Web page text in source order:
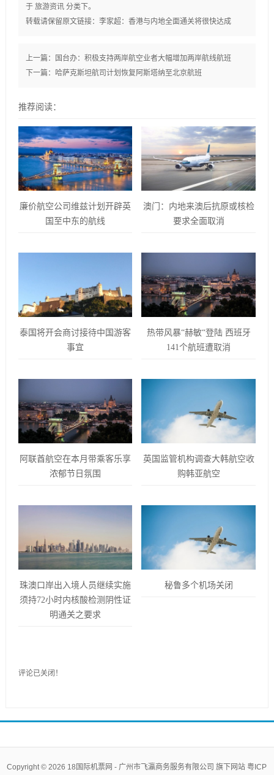
于 旅游资讯分类下。
转载请保留原文链接： 李家超：香港与内地全面通关将很快达成
上一篇：
国台办：积极支持两岸航空业者大幅增加两岸航线航班
下一篇： 哈萨克斯坦航司计划恢复阿斯塔纳至北京航班
推荐阅读：
廉价航空公司维兹计划开辟英
国至中东的航线
澳门：内地来澳后抗原或核检
要求全面取消
泰国将开会商讨接待中国游客
事宜
热带风暴“赫敏“登陆 西班牙
141个航班遭取消
阿联酋航空在本月带乘客乐享
浓郁节日氛围
英国监管机构调查大韩航空收
购韩亚航空
珠澳口岸出入境人员继续实施
须持72小时内核酸检测阴性证
明通关之要求
秘鲁多个机场关闭
评论已关闭！
Copyright © 2026 18国际机票网 - 广州市飞瀛商务服务有限公司 旗下网站粤ICP